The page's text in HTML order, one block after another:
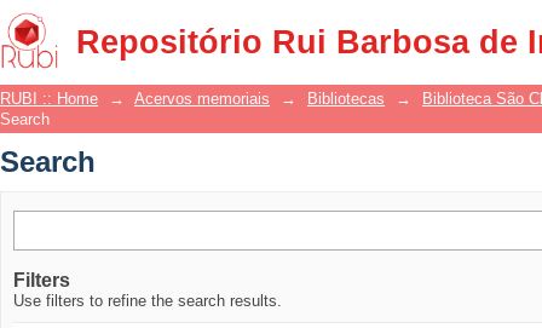
Repositório Rui Barbosa de
Search
RUBI :: Home → Acervos memoriais → Bibliotecas →
Biblioteca São
Search
Search
Filters
Use filters to refine the search results.